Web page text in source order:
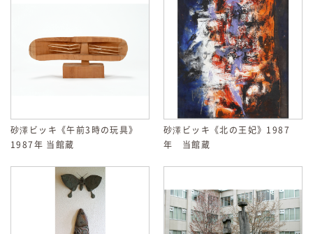
砂澤ビッキ《午前3時の玩具》
1987年 当館蔵
砂澤ビッキ《北の王妃》1987
年 当館蔵